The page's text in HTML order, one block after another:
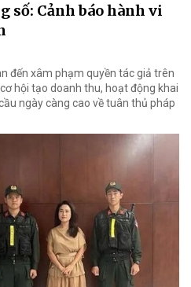
số: Cảnh báo hành vi
đến xâm phạm quyền tác giả trên
hội tạo doanh thu, hoạt động khai
ngày càng cao về tuân thủ pháp